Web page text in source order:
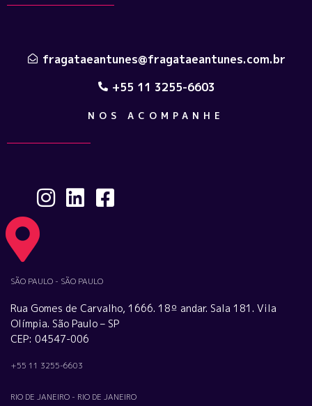
fragataeantunes@fragataeantunes.com.br
+55 11 3255-6603
NOS ACOMPANHE
SÃO PAULO - SÃO PAULO
Rua Gomes de Carvalho, 1666. 18º andar. Sala 181. Vila
Olímpia. São Paulo – SP
CEP: 04547-006
+55 11 3255-6603
RIO DE JANEIRO - RIO DE JANEIRO